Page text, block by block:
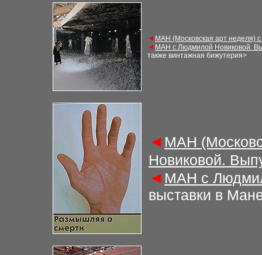
◄ МАН (Московская арт неделя)
◄ МАН с Людмилой Новиковой.
также винтажная бижутерия>
◄ МАН
Новиковой.
◄ МАН с
выставки в